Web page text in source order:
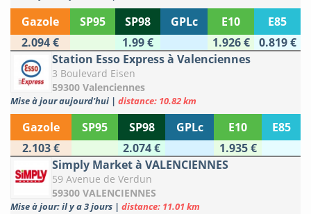
Gazole SP95 SP98 GPLc E10
E85
2.094 €
1.99 € 1.926 €
0.819 €
Station Esso Express à Valenciennes
3 Boulevard Eisen
59300 Valenciennes
Mise à jour aujourd'hui | distance: 10.82 km
Gazole SP95 SP98 GPLc E10
E85
2.103 €
2.074 €
1.935 €
Simply Market à VALENCIENNES
59 Avenue de Verdun
59300 VALENCIENNES
Mise à jour: il y a 3 jours | distance: 11.01 km